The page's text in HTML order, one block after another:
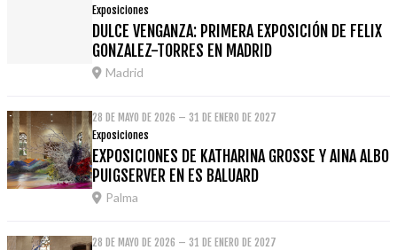
Exposiciones
DULCE VENGANZA: PRIMERA EXPOSICIÓN DE FELIX
GONZALEZ-TORRES EN MADRID
Madrid
28 DE MAYO DE 2026 – 31 DE ENERO DE 2027
Exposiciones
EXPOSICIONES DE KATHARINA GROSSE Y AINA ALBO
PUIGSERVER EN ES BALUARD
Palma
28 DE MAYO DE 2026 – 31 DE ENERO DE 2027